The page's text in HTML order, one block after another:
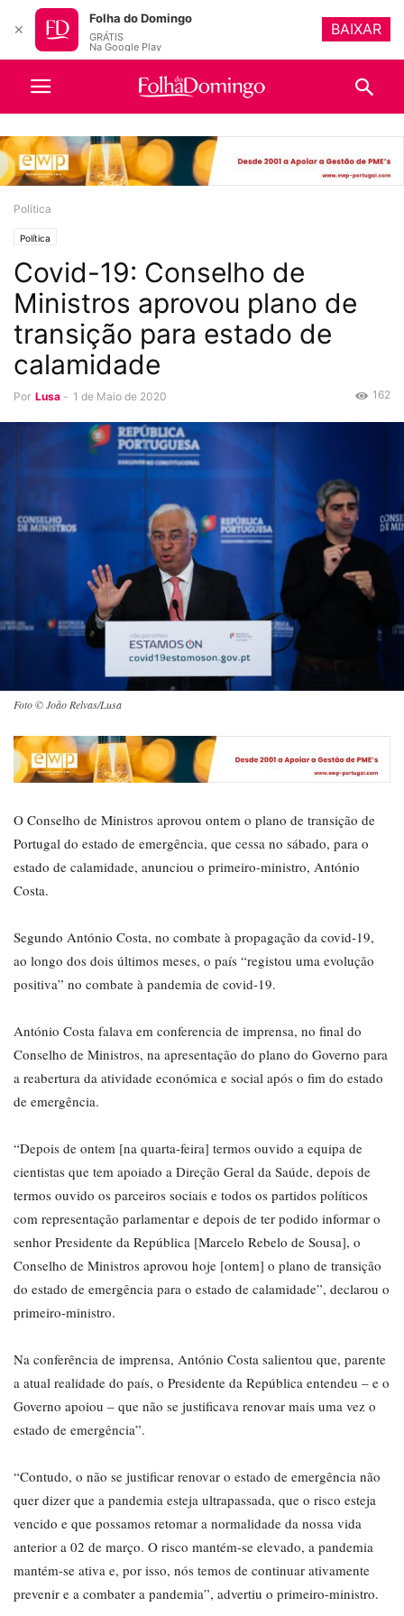
Política
Política
Covid-19: Conselho de
Ministros aprovou plano de
transição para estado de
calamidade
Por Lusa - 1 de Maio de 2020 162
Foto © João Relvas/Lusa
O Conselho de Ministros aprovou ontem o plano de transição de
Portugal do estado de emergência, que cessa no sábado, para o
estado de calamidade, anunciou o primeiro-ministro, António
Costa.
Segundo António Costa, no combate à propagação da covid-19,
ao longo dos dois últimos meses, o país “registou uma evolução
positiva” no combate à pandemia de covid-19.
António Costa falava em conferencia de imprensa, no final do
Conselho de Ministros, na apresentação do plano do Governo para
a reabertura da atividade económica e social após o fim do estado
de emergência.
“Depois de ontem [na quarta-feira] termos ouvido a equipa de
cientistas que tem apoiado a Direção Geral da Saúde, depois de
termos ouvido os parceiros sociais e todos os partidos políticos
com representação parlamentar e depois de ter podido informar o
senhor Presidente da República [Marcelo Rebelo de Sousa], o
Conselho de Ministros aprovou hoje [ontem] o plano de transição
do estado de emergência para o estado de calamidade”, declarou o
primeiro-ministro.
Na conferência de imprensa, António Costa salientou que, parente
a atual realidade do país, o Presidente da República entendeu – e o
Governo apoiou – que não se justificava renovar mais uma vez o
estado de emergência”.
“Contudo, o não se justificar renovar o estado de emergência não
quer dizer que a pandemia esteja ultrapassada, que o risco esteja
vencido e que possamos retomar a normalidade da nossa vida
anterior a 02 de março. O risco mantém-se elevado, a pandemia
mantém-se ativa e, por isso, nós temos de continuar ativamente
prevenir e a combater a pandemia”, advertiu o primeiro-ministro.
✕
Folha do Domingo
GRÁTIS
Na Google Play
BAIXAR